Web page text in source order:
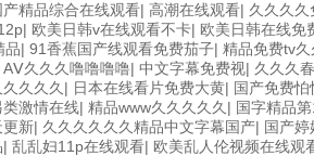
产精品综合在线观看| 高潮在线观看| 久久久
| 欧美日韩v在线观看不卡| 欧美日韩在线
品| 91香蕉国产线观看免费茄子| 精品免费tv
AⅤ久久久噜噜噜噜| 中文字幕免费视| 久久久
久久久 | 日本在线看片免费大黄| 国产免费
类激情在线| 精品www久久久久久 | 国字精品
更新| 久久久久久久精品中文字幕国产| 国产
| 乱乱妇11p在线观看| 欧美乱人伦视频在线观